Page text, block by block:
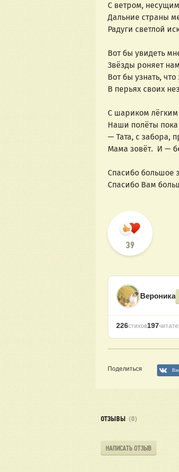
С ветром,
Дальние страны
Радуги светлой
Вот бы увидеть
Звёзды роняет
Вот бы узнать,
В перьях своих
С шариком
Наши полёты пока
— Тата, с забора,
Мама зовёт.  И —
Спасибо большое
Спасибо Вам
39
Вероника
226стихов197
Поделиться
ОТЗЫВЫ (0)
НАПИСАТЬ ОТЗЫВ